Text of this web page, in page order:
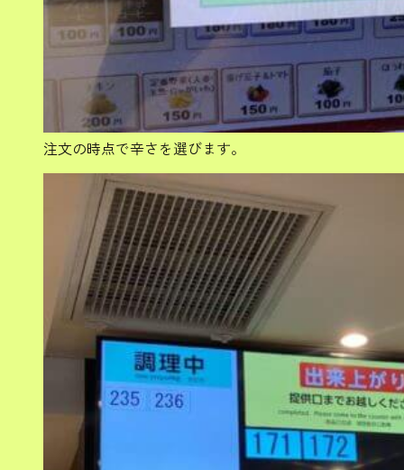
注文の時点で辛さを選びます。